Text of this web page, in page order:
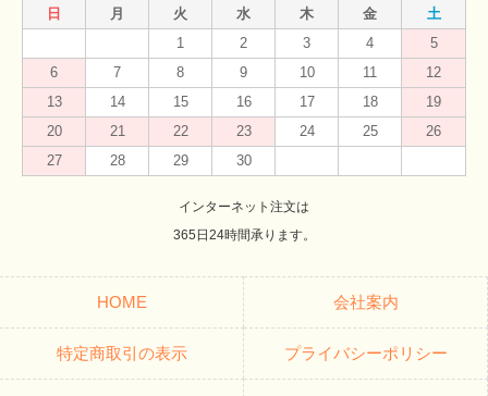
日 月 火 水 木 金
土
1
2 3 4
5
6
7 8 9 10 11
12
13
14 15 16 17 18
19
20
21 22 23 24 25
26
27
28 29 30
インターネット注文は
365日24時間承ります。
HOME 会社案内
特定商取引の表示 プライバシーポリシー